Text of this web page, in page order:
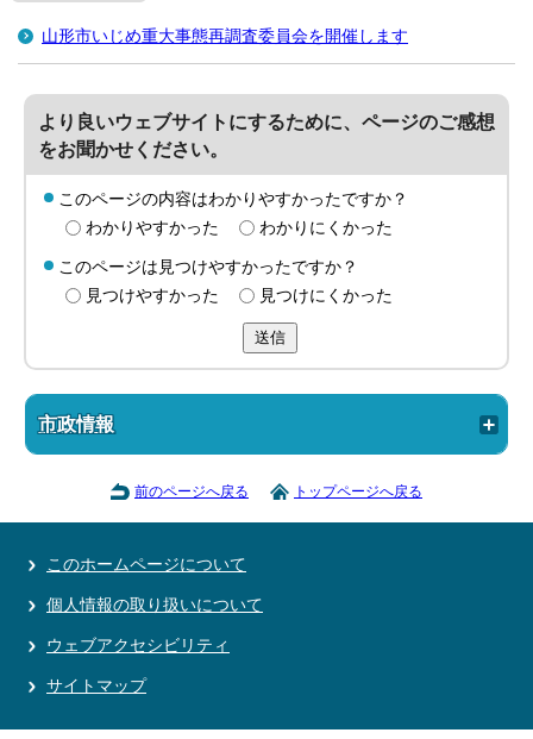
山形市いじめ重大事態再調査委員会を開催します
より良いウェブサイトにするために、ページのご感想
をお聞かせください。
このページの内容はわかりやすかったですか？
わかりやすかった
わかりにくかった
このページは見つけやすかったですか？
見つけやすかった
見つけにくかった
送信
市政情報
前のページへ戻る トップページへ戻る
このホームページについて
個人情報の取り扱いについて
ウェブアクセシビリティ
サイトマップ